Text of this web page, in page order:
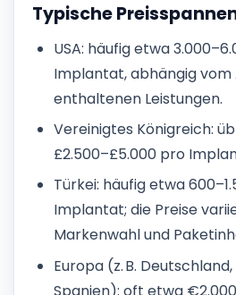
Typische
USA: häufig etwa
Implantat, abhängig
enthaltenen Leistungen.
Vereinigtes Königreich:
£2.500–£5.000 pro
Türkei: häufig etwa
Implantat; die Preise
Markenwahl und
Europa (z. B.
Spanien): oft etwa